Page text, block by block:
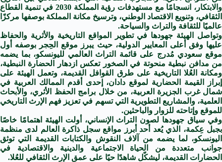
والابتكار، انسجامًا مع مستهدفات رؤية المملكة 2030 في تنمية القطاع
الثقافي، وتنويع الاقتصاد الوطني، وترسيخ مكانة المملكة بوصفها مركزًا
عالميًا للثقافة والتراث والسياحة.
وتواصل الهيئة جهودها في تطوير المواقع التاريخية والأثرية والحفاظ
عليها وفق أعلى المعايير الدولية، حيث يبرز موقع الحِجر بوصفه أول
موقع سعودي مُدرج على قائمة التراث العالمي لليونسكو، بما يضمه
من مدافن نبطية منحوتة في الصخور تعكس ازدهار الحضارة النبطية،
ومكانة العُلا التاريخية على طرق القوافل القديمة، وتعمل الهيئة على
إبراز القيمة الحضارية لموقع دادان، إحدى أقدم الممالك العربية في
شمال غرب الجزيرة العربية، من خلال برامج الحفظ الأثري، والأبحاث
العلمية، والمشاريع التطويرية التي تسهم في تعزيز فهم الإرث التاريخي
للموقع وإتاحته للزوار والباحثين.
وفي سياق جهودها لصون التراث الإنساني، أولت الهيئة اهتمامًا خاصًا
بجبل عِكمة، الذي يُعد أحد أبرز مواقع سجل ذاكرة العالم لدى منظمة
اليونسكو، لما يضمه من آلاف النقوش والكتابات القديمة التي توثق
جوانب متعددة من الحياة الاجتماعية والدينية والاقتصادية في
الحضارات القديمة، ليشكّل شاهدًا حيًا على عمق الإرث الثقافي للعُلا.